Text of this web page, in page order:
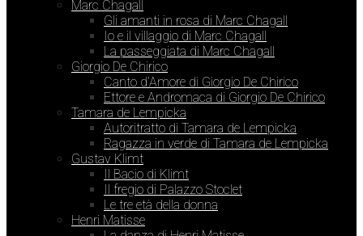
Marc Chagall
Gli amanti in rosa di Marc Chagall
Io e il villaggio di Marc Chagall
La passeggiata di Marc Chagall
Giorgio De Chirico
Canto d’Amore di Giorgio De Chirico
Ettore e Andromaca di Giorgio De Chirico
Tamara de Lempicka
Autoritratto di Tamara de Lempicka
Ragazza in verde di Tamara de Lempicka
Gustav Klimt
Il Bacio di Klimt
Il fregio di Palazzo Stoclet
Le tre età della donna
Henri Matisse